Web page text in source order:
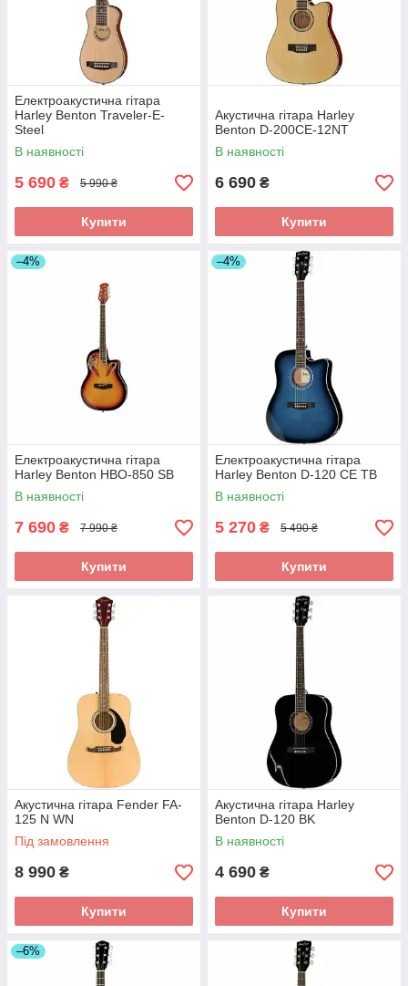
Електроакустична гітара
Harley Benton Traveler-E-
Steel
В наявності
5 690 ₴ 5 990 ₴
Купити
Акустична гітара Harley
Benton D-200CE-12NT
В наявності
6 690 ₴
Купити
–4%
Електроакустична гітара
Harley Benton HBO-850 SB
В наявності
7 690 ₴ 7 990 ₴
Купити
–4%
Електроакустична гітара
Harley Benton D-120 CE TB
В наявності
5 270 ₴ 5 490 ₴
Купити
Акустична гітара Fender FA-
125 N WN
Під замовлення
8 990 ₴
Купити
Акустична гітара Harley
Benton D-120 BK
В наявності
4 690 ₴
Купити
–6%